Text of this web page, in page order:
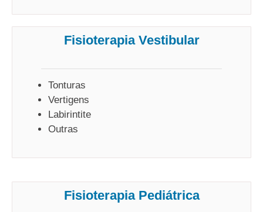
Fisioterapia Vestibular
Tonturas
Vertigens
Labirintite
Outras
Fisioterapia Pediátrica